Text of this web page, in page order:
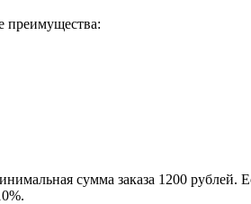
преимущества:
сумма заказа 1200 рублей.